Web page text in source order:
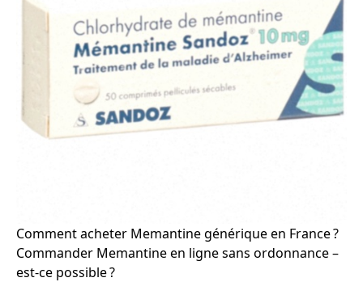
Comment acheter Memantine générique en France ?
Commander Memantine en ligne sans ordonnance –
est-ce possible ?